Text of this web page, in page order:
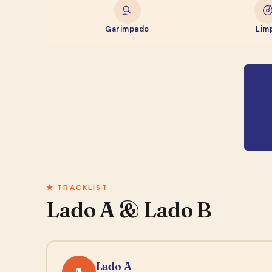
Garimpado
★ TRACKLIST
Lado A & Lado B
Lado A